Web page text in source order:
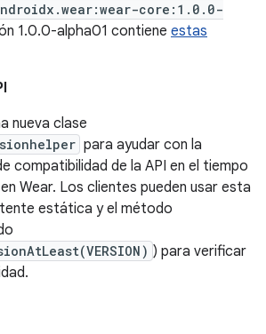
core:1.0.0-
1.0.0-alpha01 contiene estas
nueva clase
para ayudar con la
compatibilidad de la API en el tiempo
Wear. Los clientes pueden usar esta
estática y el método
) para verificar